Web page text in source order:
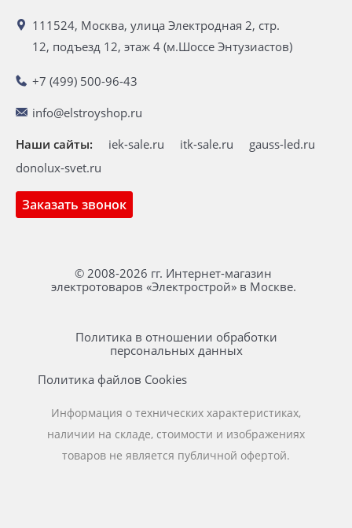
111524, Москва, улица Электродная 2, стр.
12, подъезд 12, этаж 4 (м.Шоссе Энтузиастов)
+7 (499) 500-96-43
info@elstroyshop.ru
Заказать звонок
Наши сайты: iek-sale.ru itk-sale.ru
gauss-led.ru
donolux-svet.ru
© 2008-2026 гг. Интернет-магазин
электротоваров «Электрострой» в Москве.
Политика в отношении обработки
персональных данных
Политика файлов Cookies
Информация о технических характеристиках,
наличии на складе, стоимости и изображениях
товаров не является публичной офертой.